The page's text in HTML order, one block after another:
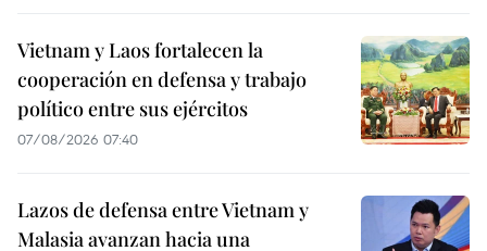
Vietnam y Laos fortalecen la
cooperación en defensa y trabajo
político entre sus ejércitos
07/08/2026 07:40
Lazos de defensa entre Vietnam y
Malasia avanzan hacia una